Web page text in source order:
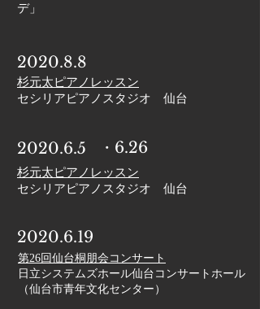
デ」
2020.8.8
杉元太ピアノレッスン
​セシリアピアノスタジオ 仙台
2020.6.5 ・6.26​
杉元太ピアノレッスン
​セシリアピアノスタジオ 仙台
2020.6.19
第26回仙台桐朋会コンサート
日立システムズホール仙台コンサートホール
​（仙台市青年文化センター）